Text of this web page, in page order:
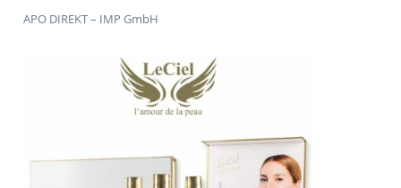
APO DIREKT – IMP GmbH